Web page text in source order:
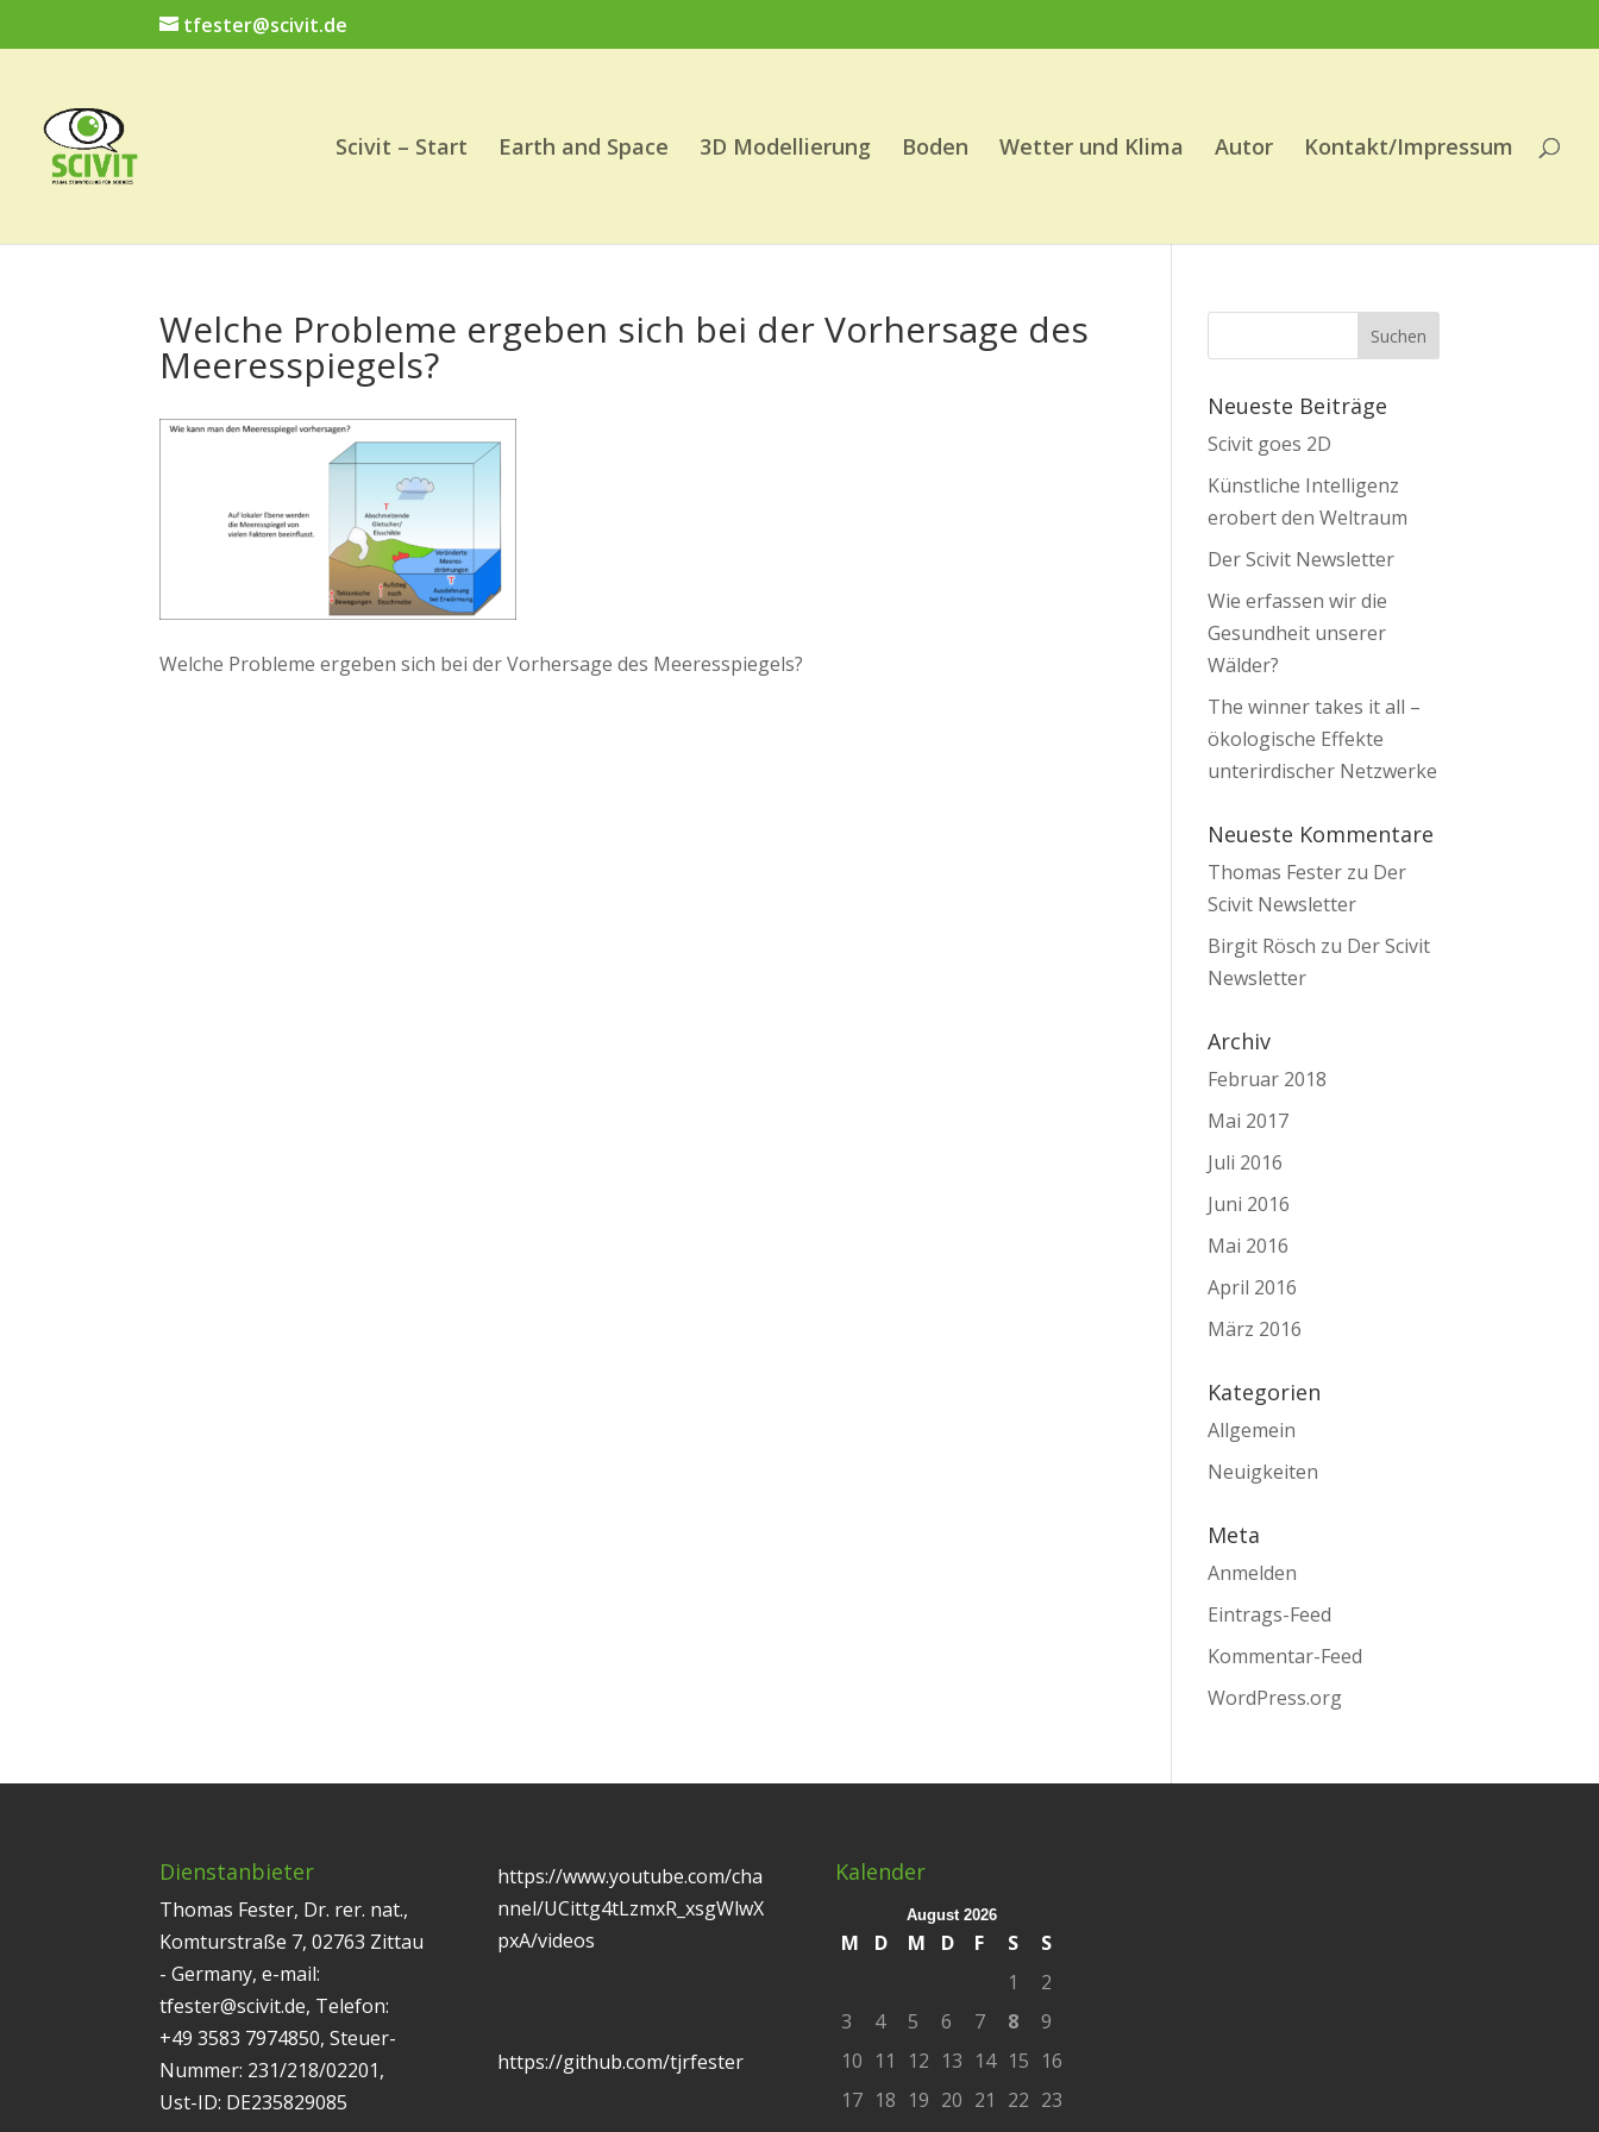
tfester@scivit.de
Scivit – Start Earth and Space 3D Modellierung Boden Wetter und Klima Autor Kontakt/Impressum
Welche Probleme ergeben sich bei der Vorhersage des
Meeresspiegels?
Welche Probleme ergeben sich bei der Vorhersage des Meeresspiegels?
Neueste Beiträge
Scivit goes 2D
Künstliche Intelligenz
erobert den Weltraum
Der Scivit Newsletter
Wie erfassen wir die
Gesundheit unserer
Wälder?
The winner takes it all –
ökologische Effekte
unterirdischer Netzwerke
Neueste Kommentare
Thomas Fester zu Der
Scivit Newsletter
Birgit Rösch zu Der Scivit
Newsletter
Archiv
Februar 2018
Mai 2017
Juli 2016
Juni 2016
Mai 2016
April 2016
März 2016
Kategorien
Allgemein
Neuigkeiten
Meta
Anmelden
Eintrags-Feed
Kommentar-Feed
WordPress.org
Dienstanbieter
Thomas Fester, Dr. rer. nat.,
Komturstraße 7, 02763 Zittau
- Germany, e-mail:
tfester@scivit.de, Telefon:
+49 3583 7974850, Steuer-
Nummer: 231/218/02201,
Ust-ID: DE235829085
https://www.youtube.com/cha
nnel/UCittg4tLzmxR_xsgWlwX
pxA/videos
https://github.com/tjrfester
Kalender
August 2026
M D M D F S
S
1
2
3
4 5 6 7 8
9
10 11 12 13 14 15 16
17 18 19 20 21 22 23